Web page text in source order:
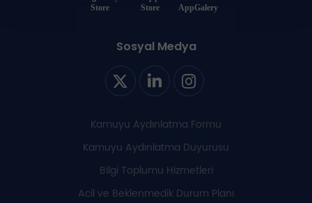
Sosyal Medya
Kamuyu Aydınlatma Formu
Kamuyu Aydınlatma Duyurusu
Bilgi Toplumu Hizmetleri
Acil ve Beklenmedik Durum Planı